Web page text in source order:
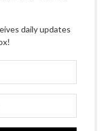
daily updates